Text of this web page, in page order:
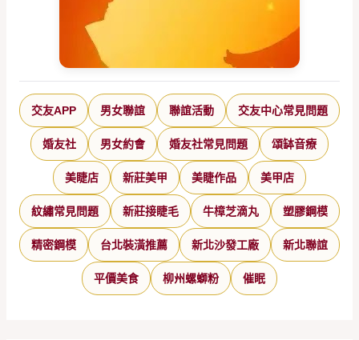
交友APP 男女聯誼 聯誼活動 交友中心常見問題
婚友社 男女約會 婚友社常見問題 頌缽音療
美睫店 新莊美甲 美睫作品 美甲店
紋繡常見問題 新莊接睫毛 牛樟芝滴丸 塑膠鋼模
精密鋼模 台北裝潢推薦 新北沙發工廠 新北聯誼
平價美食 柳州螺螄粉 催眠